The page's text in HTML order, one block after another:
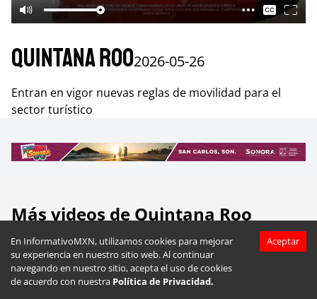
En InformativoMXN, utilizamos cookies para mejorar
su experiencia en nuestro sitio web. Al continuar
navegando en nuestro sitio, acepta el uso de cookies
de acuerdo con nuestra Política de Privacidad.
Aceptar
Quintana Roo2026-05-26
Entran en vigor nuevas reglas de movilidad para el
sector turístico
Más videos de Quintana Roo